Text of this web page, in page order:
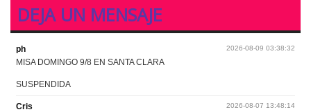
DEJA UN MENSAJE